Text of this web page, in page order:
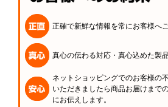
正確で新鮮な情報を常にお客様へ
真心の伝わる対応・真心込めた製
ネットショッピングでのお客様の
いただきましたら商品お届けまで
にお伝えします。